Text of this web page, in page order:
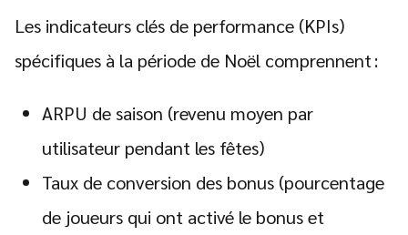
Les indicateurs clés de performance (KPIs)
spécifiques à la période de Noël comprennent :
ARPU de saison (revenu moyen par
utilisateur pendant les fêtes)
Taux de conversion des bonus (pourcentage
de joueurs qui ont activé le bonus et